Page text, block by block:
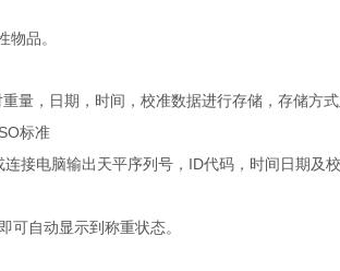
物品。
量，日期，时间，校准数据进行存储，存储方式
标准
连接电脑输出天平序列号， ID代码，时间日期及
可自动显示到称重状态。